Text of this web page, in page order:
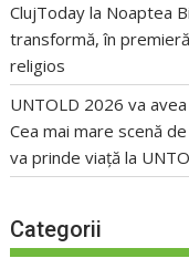
ClujToday la Noaptea
transformă, în
religios
UNTOLD 2026 va
Cea mai mare scenă
va prinde viață la
Categorii